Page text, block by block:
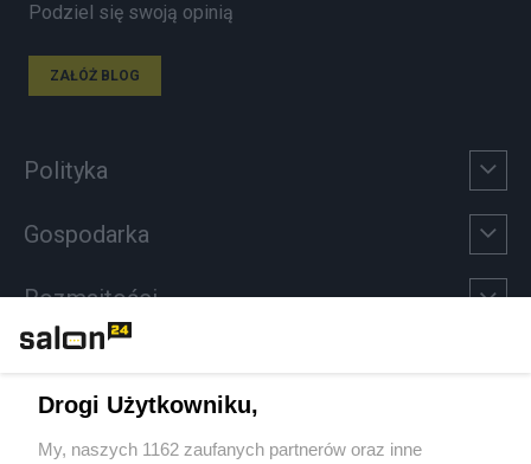
Podziel się swoją opinią
ZAŁÓŻ BLOG
Polityka
Gospodarka
Rozmaitości
Sport
Drogi Użytkowniku,
My, naszych 1162 zaufanych partnerów oraz inne